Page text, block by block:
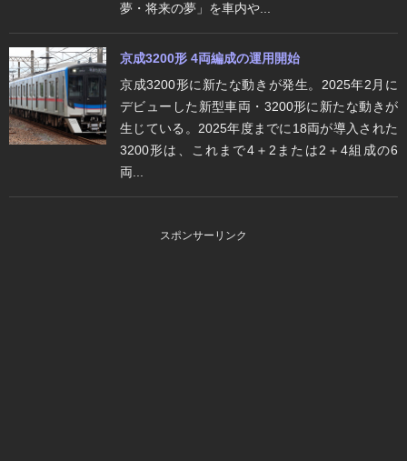
夢・将来の夢」を車内や...
京成3200形 4両編成の運用開始
京成3200形に新たな動きが発生。2025年2月に
デビューした新型車両・3200形に新たな動きが
生じている。2025年度までに18両が導入された
3200形は、これまで4＋2または2＋4組成の6
両...
スポンサーリンク